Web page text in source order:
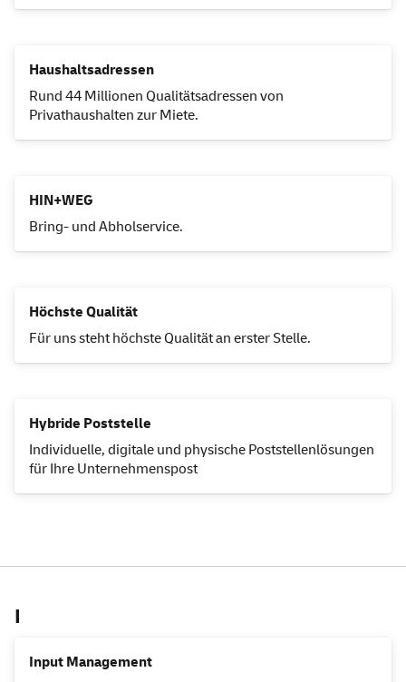
Haushaltsadressen
Rund 44 Millionen Qualitätsadressen von
Privathaushalten zur Miete.
HIN+WEG
Bring- und Abholservice.
Höchste Qualität
Für uns steht höchste Qualität an erster Stelle.
Hybride Poststelle
Individuelle, digitale und physische Poststellenlösungen
für Ihre Unternehmenspost
I
Input Management